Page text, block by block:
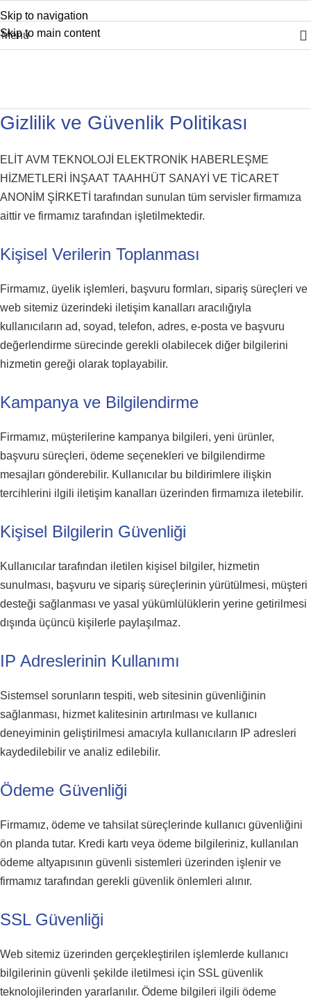
Skip to navigation
Skip to main content
Menu
Gizlilik ve Güvenlik Politikası
ELİT AVM TEKNOLOJİ ELEKTRONİK HABERLEŞME
HİZMETLERİ İNŞAAT TAAHHÜT SANAYİ VE TİCARET
ANONİM ŞİRKETİ tarafından sunulan tüm servisler firmamıza
aittir ve firmamız tarafından işletilmektedir.
Kişisel Verilerin Toplanması
Firmamız, üyelik işlemleri, başvuru formları, sipariş süreçleri ve
web sitemiz üzerindeki iletişim kanalları aracılığıyla
kullanıcıların ad, soyad, telefon, adres, e-posta ve başvuru
değerlendirme sürecinde gerekli olabilecek diğer bilgilerini
hizmetin gereği olarak toplayabilir.
Kampanya ve Bilgilendirme
Firmamız, müşterilerine kampanya bilgileri, yeni ürünler,
başvuru süreçleri, ödeme seçenekleri ve bilgilendirme
mesajları gönderebilir. Kullanıcılar bu bildirimlere ilişkin
tercihlerini ilgili iletişim kanalları üzerinden firmamıza iletebilir.
Kişisel Bilgilerin Güvenliği
Kullanıcılar tarafından iletilen kişisel bilgiler, hizmetin
sunulması, başvuru ve sipariş süreçlerinin yürütülmesi, müşteri
desteği sağlanması ve yasal yükümlülüklerin yerine getirilmesi
dışında üçüncü kişilerle paylaşılmaz.
IP Adreslerinin Kullanımı
Sistemsel sorunların tespiti, web sitesinin güvenliğinin
sağlanması, hizmet kalitesinin artırılması ve kullanıcı
deneyiminin geliştirilmesi amacıyla kullanıcıların IP adresleri
kaydedilebilir ve analiz edilebilir.
Ödeme Güvenliği
Firmamız, ödeme ve tahsilat süreçlerinde kullanıcı güvenliğini
ön planda tutar. Kredi kartı veya ödeme bilgileriniz, kullanılan
ödeme altyapısının güvenli sistemleri üzerinden işlenir ve
firmamız tarafından gerekli güvenlik önlemleri alınır.
SSL Güvenliği
Web sitemiz üzerinden gerçekleştirilen işlemlerde kullanıcı
bilgilerinin güvenli şekilde iletilmesi için SSL güvenlik
teknolojilerinden yararlanılır. Ödeme bilgileri ilgili ödeme